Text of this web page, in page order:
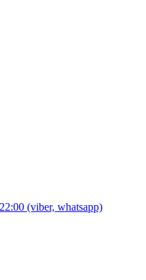
(viber, whatsapp)